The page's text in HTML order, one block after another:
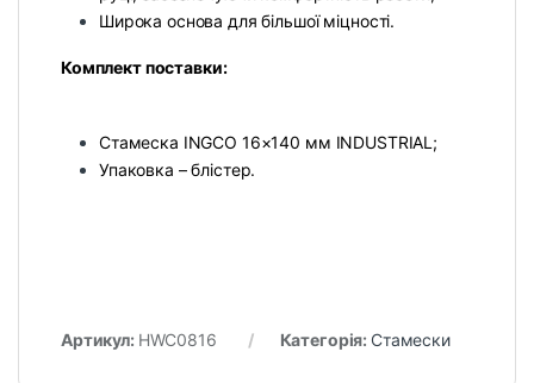
Широка основа для більшої міцності.
Комплект поставки:
Стамеска INGCO 16×140 мм INDUSTRIAL;
Упаковка – блістер.
Артикул: HWC0816 Категорія: Стамески